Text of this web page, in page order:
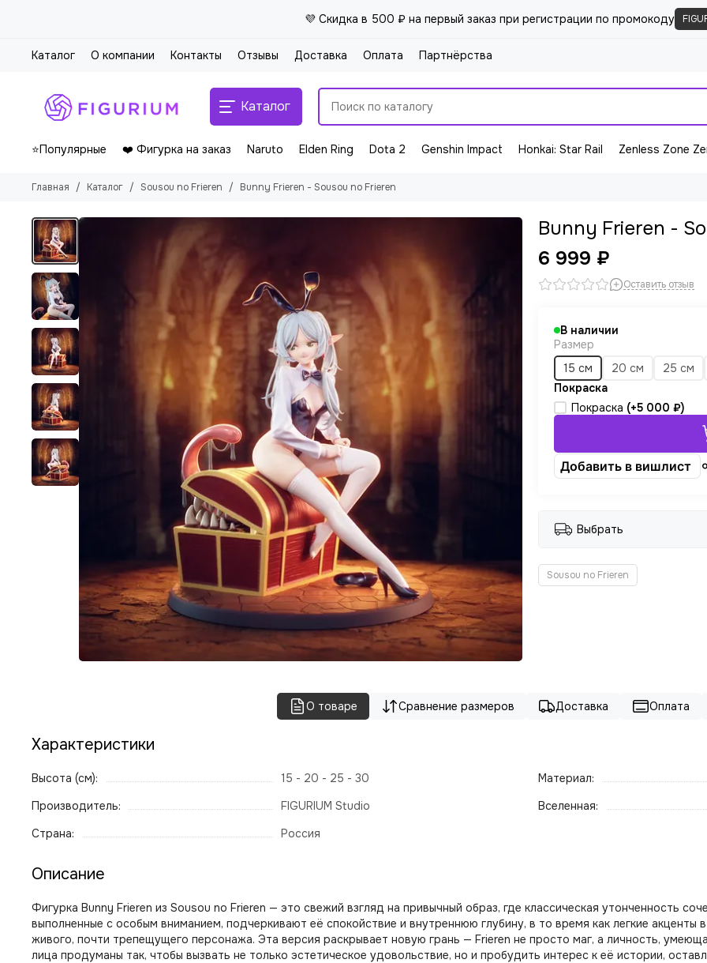
💜 Скидка в 500 ₽ на первый заказ при регистрации по промокоду
Каталог О компании Контакты Отзывы Доставка Оплата Партнёрства
Каталог
⭐Популярные ❤️ Фигурка на заказ Naruto Elden Ring Dota 2 Genshin Impact Honkai: Star Rail Zenless Zone
Главная Каталог Sousou no Frieren Bunny Frieren - Sousou no Frieren
Bunny Frieren -
6 999 ₽
Оставить отзыв
В наличии
Размер
15 см
20 см 25 см
Покраска
Покраска (+5 000 ₽)
Добавить в вишлист
Выбрать
Sousou no Frieren
О товаре Сравнение размеров Доставка Оплата
Характеристики
Высота (см):
15 - 20 - 25 - 30
Производитель:
FIGURIUM Studio
Страна:
Россия
Материал:
Вселенная:
Описание
Фигурка Bunny Frieren из Sousou no Frieren — это свежий взгляд на привычный образ, где классическая утонченность
выполненные с особым вниманием, подчеркивают её спокойствие и внутреннюю глубину, в то время как легкие
живого, почти трепещущего персонажа. Эта версия раскрывает новую грань — Frieren не просто маг, а личность,
лица продуманы так, чтобы вызвать не только эстетическое удовольствие, но и пробудить интерес к её истории,